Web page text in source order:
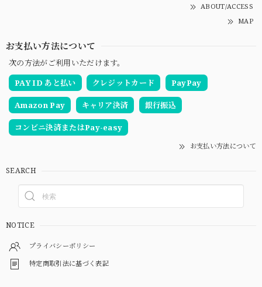
ABOUT/ACCESS
MAP
お支払い方法について
次の方法がご利用いただけます。
PAY ID あと払い
クレジットカード PayPay
Amazon Pay キャリア決済 銀行振込
コンビニ決済またはPay-easy
お支払い方法について
SEARCH
NOTICE
プライバシーポリシー
特定商取引法に基づく表記